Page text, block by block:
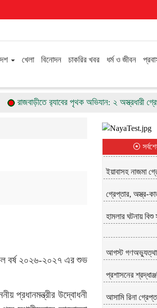
খেলা বিনোদন চাকরির খবর ধর্ম ও জীবন
রাজবাড়ীতে র‌্যাবের পৃথক অভিযান: ২ অস্ত্রধারী
বর্ষ ২০২৬-২০২৭ এর শুভ
প্রধানমন্ত্রীর উদ্বোধনী
⦿
ইয়াবাসহ নাজমা
গ্রেপ্তার, অস্ত্র-
হামলার ঘটনায়
আগস্ট
প্রশাসনের
আসামি রিনা